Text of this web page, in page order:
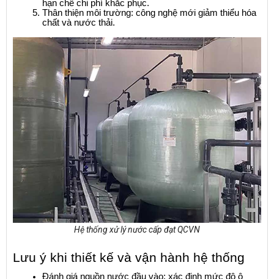
hạn chế chi phí khắc phục.
Thân thiện môi trường: công nghệ mới giảm thiểu hóa
chất và nước thải.
Hệ thống xử lý nước cấp đạt QCVN
Lưu ý khi thiết kế và vận hành hệ thống
Đánh giá nguồn nước đầu vào: xác định mức độ ô